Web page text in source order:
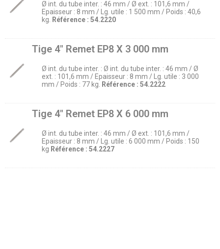
Ø int. du tube inter. : 46 mm / Ø ext. : 101,6 mm /
Epaisseur : 8 mm / Lg. utile : 1 500 mm / Poids : 40,6
kg.
Référence : 54.2220
Tige 4″ Remet EP8 X 3 000 mm
Ø int. du tube inter. : Ø int. du tube inter. : 46 mm / Ø
ext. : 101,6 mm / Epaisseur : 8 mm / Lg. utile : 3 000
mm / Poids : 77 kg.
Référence : 54.2222
Tige 4″ Remet EP8 X 6 000 mm
Ø int. du tube inter. : 46 mm / Ø ext. : 101,6 mm /
Epaisseur : 8 mm / Lg. utile : 6 000 mm / Poids : 150
kg Référence : 54.2227